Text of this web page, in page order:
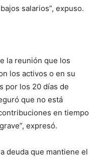
salarios”, expuso.
la reunión que los
los activos o en su
por los 20 días de
que no está
en tiempo
expresó.
deuda que mantiene el